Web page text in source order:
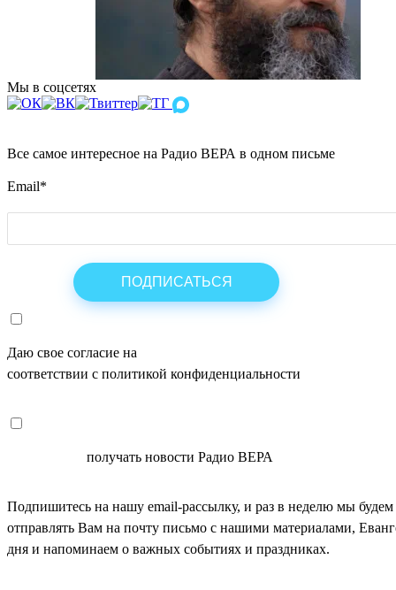
Мы в соцсетях
Все самое интересное на Радио ВЕРА в одном письме
Email*
Даю свое согласие на
соответствии с политикой конфиденциальности
получать новости Радио ВЕРА
Подпишитесь на нашу email-рассылку, и раз в неделю мы будем
отправлять Вам на почту письмо с нашими материалами,
дня и напоминаем о важных событиях и праздниках.